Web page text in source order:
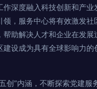
作深度融入科技创新和产业
，服务中心将有效激发社
帮助解决人才和企业在发展
建设成为具有全球影响力的
创”内涵，不断探索党建服